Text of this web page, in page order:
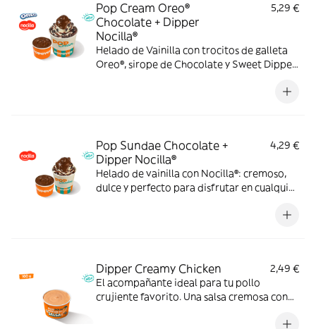
Pop Cream Oreo®
Chocolate + Dipper
Nocilla®
5,29 €
Helado de Vainilla con trocitos de galleta
Oreo®, sirope de Chocolate y Sweet Dipper
Pop Sundae Chocolate +
Dipper Nocilla®
4,29 €
Helado de vainilla con Nocilla®: cremoso,
dulce y perfecto para disfrutar en cualquier
Dipper Creamy Chicken
2,49 €
El acompañante ideal para tu pollo
crujiente favorito. Una salsa cremosa con